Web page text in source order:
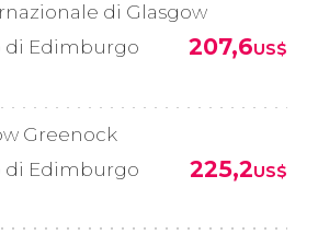
di Glasgow
di Edimburgo
207,6US$
Greenock
di Edimburgo
225,2US$